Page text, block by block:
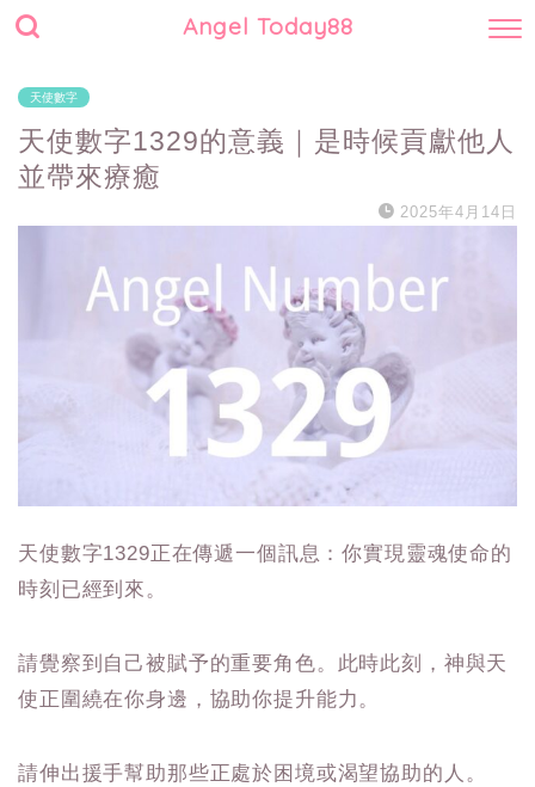
Angel Today88
天使數字
天使數字1329的意義｜是時候貢獻他人
並帶來療癒
2025年4月14日
天使數字1329正在傳遞一個訊息：你實現靈魂使命的
時刻已經到來。
請覺察到自己被賦予的重要角色。此時此刻，神與天
使正圍繞在你身邊，協助你提升能力。
請伸出援手幫助那些正處於困境或渴望協助的人。